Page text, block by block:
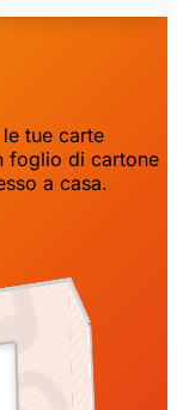
tue carte
foglio di cartone
a casa.